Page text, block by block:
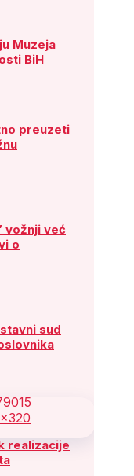
Muzeja
BiH
preuzeti
vožnji već
o
sud
realizacije